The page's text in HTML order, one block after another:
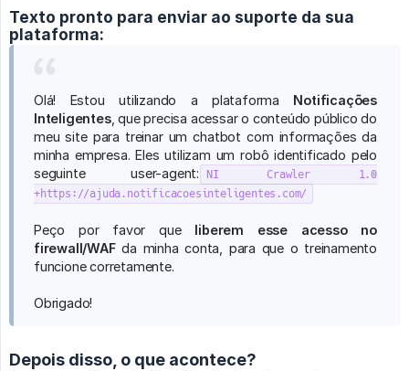
Texto pronto para enviar ao suporte da sua
plataforma:
Olá! Estou utilizando a plataforma Notificações
Inteligentes, que precisa acessar o conteúdo público do
meu site para treinar um chatbot com informações da
minha empresa. Eles utilizam um robô identificado pelo
seguinte user-agent:
NI Crawler 1.0
+https://ajuda.notificacoesinteligentes.com/
Peço por favor que liberem esse acesso no
firewall/WAFda minha conta, para que o treinamento
funcione corretamente.
Obrigado!
Depois disso, o que acontece?